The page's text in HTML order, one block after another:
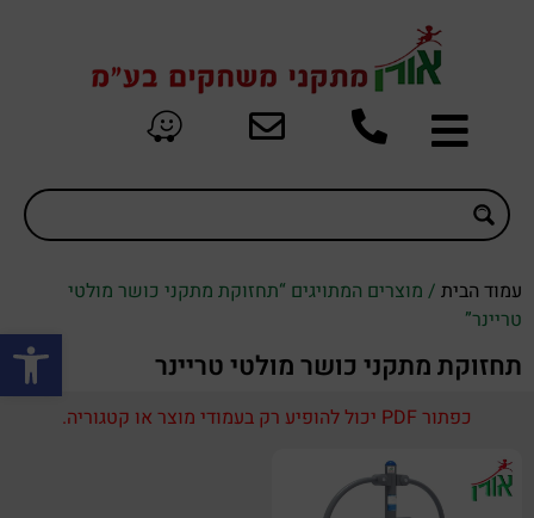
פתח
עמוד הבית / מוצרים המתויגים “תחזוקת מתקני כושר מולטי
טריינר”
תחזוקת מתקני כושר מולטי טריינר
כפתור PDF יכול להופיע רק בעמודי מוצר או קטגוריה.